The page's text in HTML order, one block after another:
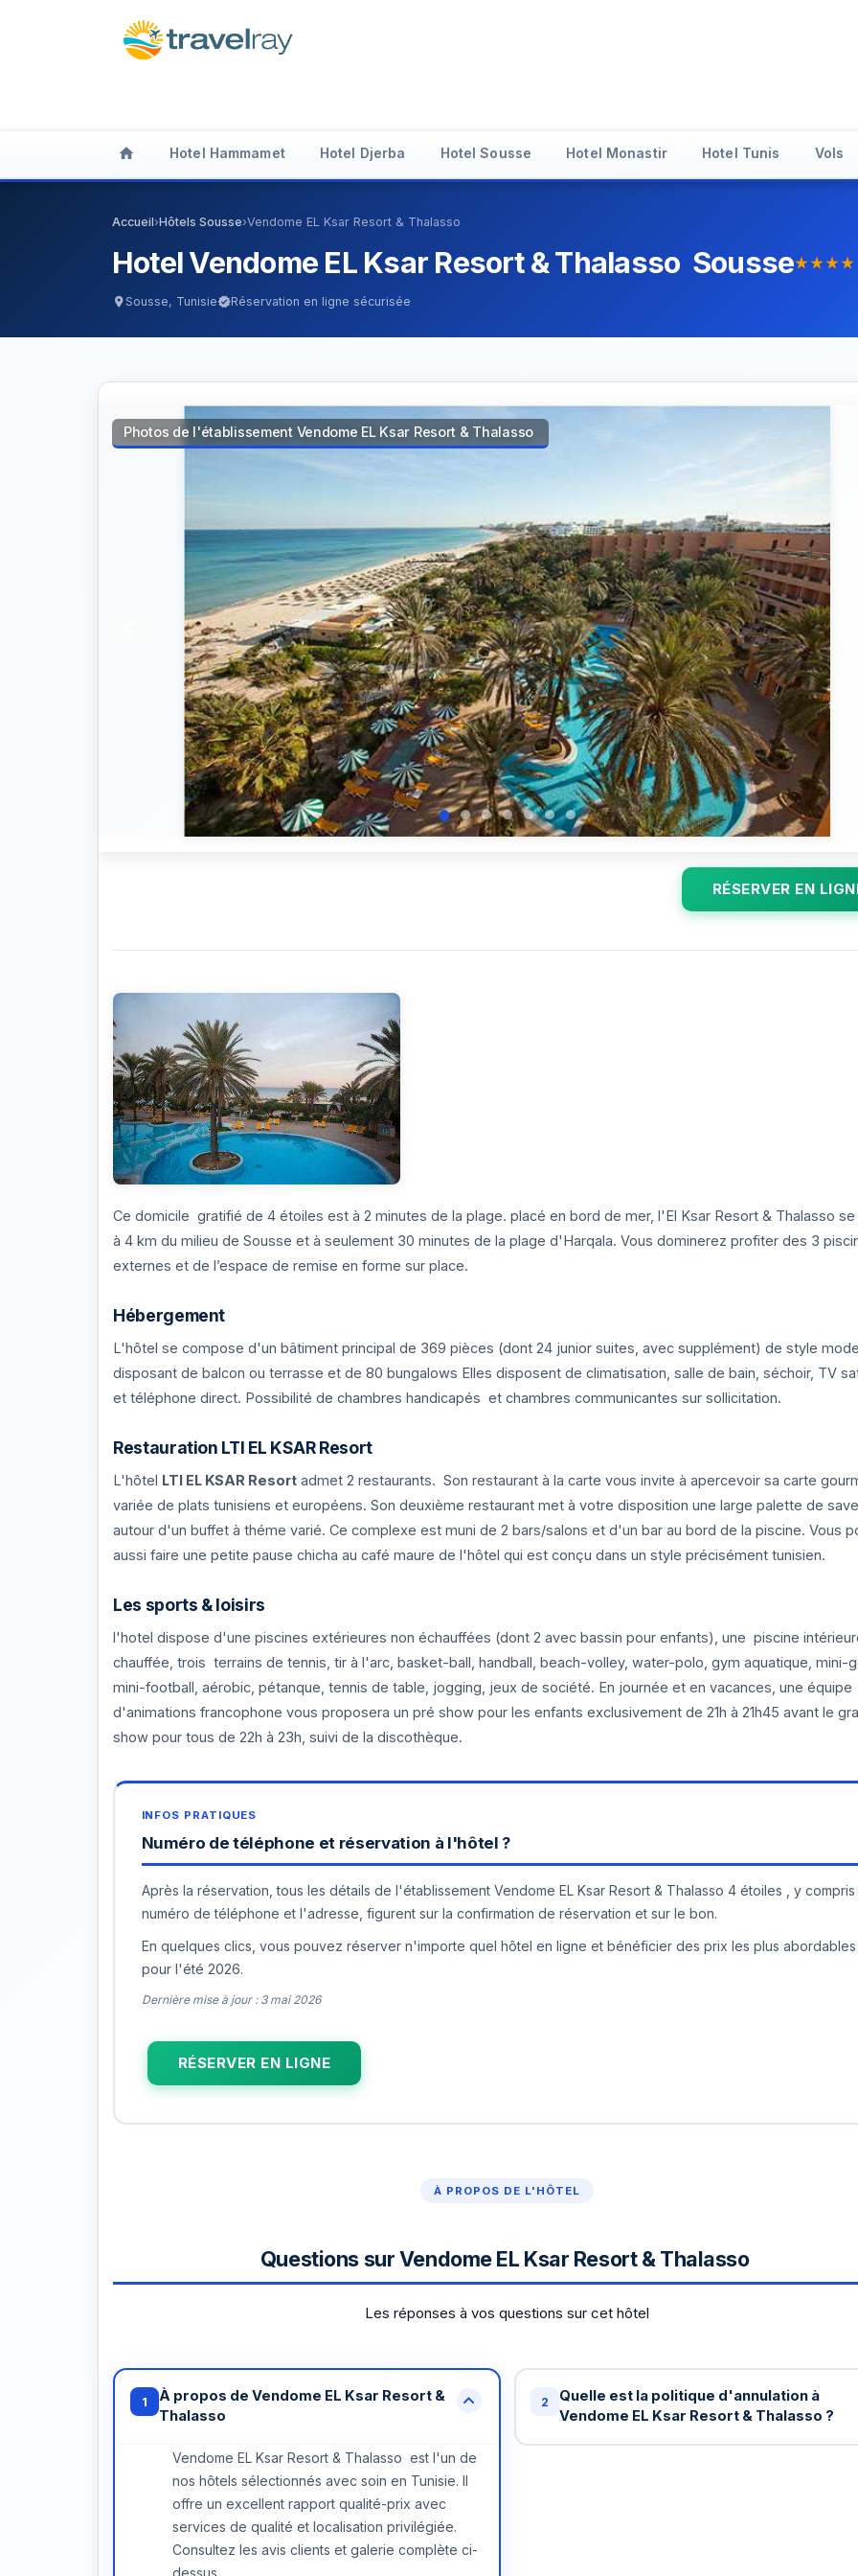
home Hotel Hammamet Hotel Djerba Hotel Sousse Hotel Monastir Hotel Tunis Vols
Accueil›Hôtels Sousse›Vendome EL Ksar Resort & Thalasso
Hotel Vendome EL Ksar Resort & Thalasso Soussestar_ratestar_ratestar_ratestar_rate
location_onSousse, TunisieverifiedRéservation en ligne sécurisée
Photos de l'établissement Vendome EL Ksar Resort & Thalasso
RÉSERVER EN
Ce domicile gratifié de 4 étoiles est à 2 minutes de la plage. placé en bord de mer, l'El Ksar Resort & Thalasso
à 4 km du milieu de Sousse et à seulement 30 minutes de la plage d'Harqala. Vous dominerez profiter des 3
externes et de l’espace de remise en forme sur place.
Hébergement
L'hôtel se compose d'un bâtiment principal de 369 pièces (dont 24 junior suites, avec supplément) de style
disposant de balcon ou terrasse et de 80 bungalows Elles disposent de climatisation, salle de bain, séchoir, TV
et téléphone direct. Possibilité de chambres handicapés et chambres communicantes sur sollicitation.
Restauration LTI EL KSAR Resort
L'hôtel LTI EL KSAR Resort admet 2 restaurants. Son restaurant à la carte vous invite à apercevoir sa carte
variée de plats tunisiens et européens. Son deuxième restaurant met à votre disposition une large palette de
autour d'un buffet à théme varié. Ce complexe est muni de 2 bars/salons et d'un bar au bord de la piscine. Vous
aussi faire une petite pause chicha au café maure de l'hôtel qui est conçu dans un style précisément tunisien.
Les sports & loisirs
l'hotel dispose d'une piscines extérieures non échauffées (dont 2 avec bassin pour enfants), une piscine
chauffée, trois terrains de tennis, tir à l'arc, basket-ball, handball, beach-volley, water-polo, gym aquatique, mini-
mini-football, aérobic, pétanque, tennis de table, jogging, jeux de société. En journée et en vacances, une équipe
d'animations francophone vous proposera un pré show pour les enfants exclusivement de 21h à 21h45 avant le
show pour tous de 22h à 23h, suivi de la discothèque.
Numéro de téléphone et réservation à l'hôtel ?
Après la réservation, tous les détails de l'établissement Vendome EL Ksar Resort & Thalasso 4 étoiles , y compris
numéro de téléphone et l'adresse, figurent sur la confirmation de réservation et sur le bon.
En quelques clics, vous pouvez réserver n'importe quel hôtel en ligne et bénéficier des prix les plus abordables
pour l'été 2026.
Dernière mise à jour : 3 mai 2026
RÉSERVER EN LIGNE
À PROPOS DE L'HÔTEL
Questions sur Vendome EL Ksar Resort & Thalasso
Les réponses à vos questions sur cet hôtel
1
À propos de Vendome EL Ksar Resort &
Thalasso
Vendome EL Ksar Resort & Thalasso est l'un de
nos hôtels sélectionnés avec soin en Tunisie. Il
offre un excellent rapport qualité-prix avec
services de qualité et localisation privilégiée.
Consultez les avis clients et galerie complète ci-
dessus.
2
Quelle est la politique d'annulation à
Vendome EL Ksar Resort & Thalasso ?